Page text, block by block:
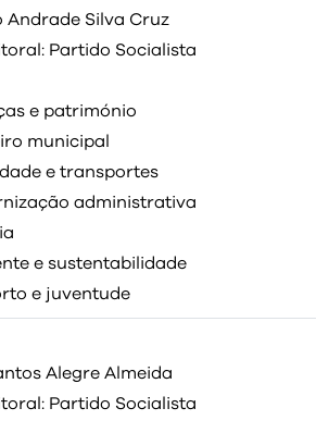
Andrade Silva Cruz
Partido Socialista
e património
municipal
e transportes
administrativa
e sustentabilidade
e juventude
Alegre Almeida
Partido Socialista